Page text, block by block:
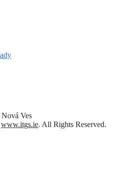
Ves
www.itgs.ie. All Rights Reserved.